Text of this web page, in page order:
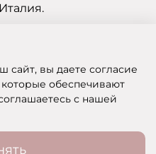
Италия.
ИНТЕРНЕТ-МАГАЗИН КОСМЕТИКИ
сайт, вы даете согласие
обеспечивают
с нашей